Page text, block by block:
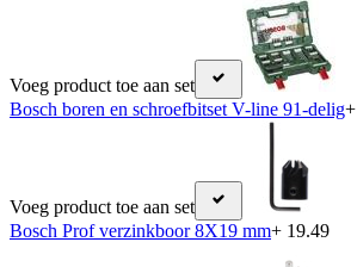
Voeg product toe aan set
Bosch boren en schroefbitset V-line 91-delig
Voeg product toe aan set
Bosch Prof verzinkboor 8X19 mm+ 19.49